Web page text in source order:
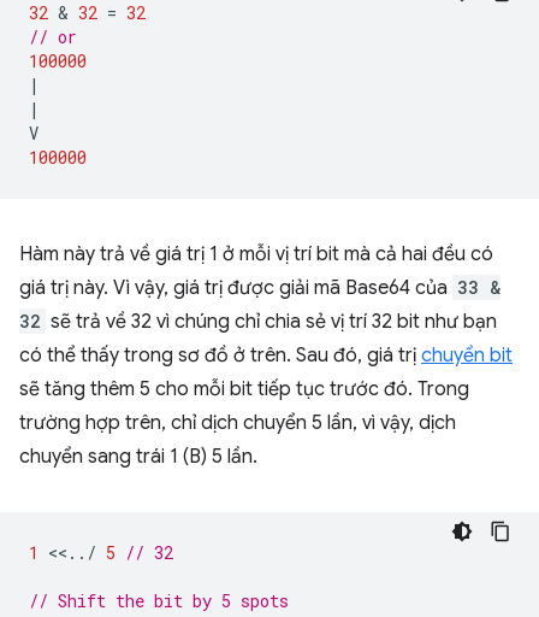
32 & 32 = 32
// or
100000
|
|
V
100000
Hàm này trả về giá trị 1 ở mỗi vị trí bit mà cả hai đều có
giá trị này. Vì vậy, giá trị được giải mã Base64 của 33 &
32 sẽ trả về 32 vì chúng chỉ chia sẻ vị trí 32 bit như bạn
có thể thấy trong sơ đồ ở trên. Sau đó, giá trị chuyển bit
sẽ tăng thêm 5 cho mỗi bit tiếp tục trước đó. Trong
trường hợp trên, chỉ dịch chuyển 5 lần, vì vậy, dịch
chuyển sang trái 1 (B) 5 lần.
1 << .. / 5 // 32
// Shift the bit by 5 spots